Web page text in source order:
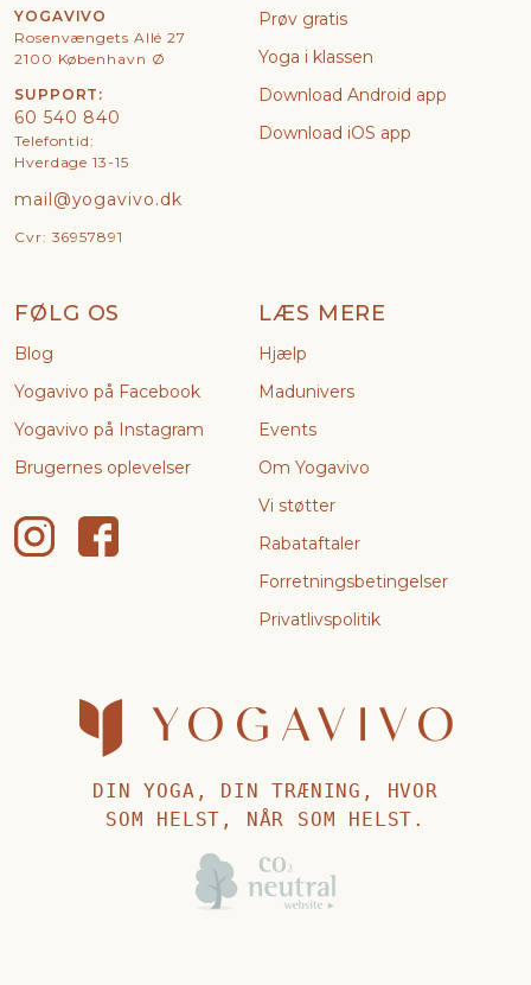
Prøv gratis
Yoga i klassen
Download Android app
Download iOS app
FØLG OS
Blog
Yogavivo på Facebook
Yogavivo på Instagram
Brugernes oplevelser
LÆS MERE
Hjælp
Madunivers
Events
Om Yogavivo
Vi støtter
Rabataftaler
Forretningsbetingelser
Privatlivspolitik
YOGAVIVO
Rosenvængets Allé 27
2100 København Ø
SUPPORT:
60 540 840
Telefontid:
Hverdage 13-15
mail@yogavivo.dk
Cvr: 36957891
DIN YOGA, DIN TRÆNING, HVOR
SOM HELST, NÅR SOM HELST.